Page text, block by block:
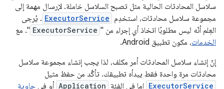
سلاسل المحادثات الحالية مثل تصبح السلاسل خاملة. لإرسال مهمة إلى
مجموعة سلاسل محادثات، استخدِم ExecutorService . يُرجى
العِلم أنّه ليس مطلوبًا اتخاذ أي إجراء من " ExecutorService ". مع
الخدمات، مكون تطبيق Android.
إنّ إنشاء سلاسل المحادثات أمر مكلف، لذا يجب إنشاء مجموعة سلاسل
محادثات مرة واحدة فقط يبدأه تطبيقك. تأكَّد من حفظ مثيل
ExecutorService إما في الفئة Application أو في حاوية